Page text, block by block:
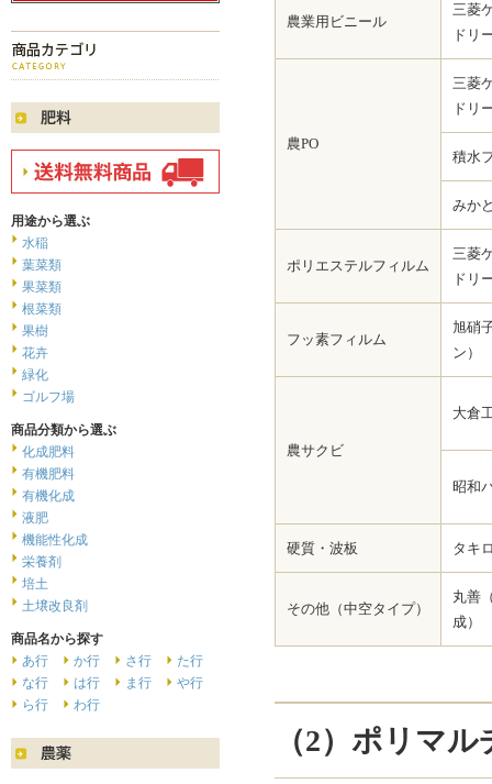
農業用ビニール
三菱
ドリ
農PO
三菱
ドリ
積水
みか
ポリエステルフィルム
三菱
ドリ
フッ素フィルム
旭硝
ン）
農サクビ
大倉
昭和
硬質・波板 タキ
その他（中空タイプ）
丸善
成）
（2）ポリマ
用途から選ぶ
水稲
葉菜類
果菜類
根菜類
果樹
花卉
緑化
ゴルフ場
商品分類から選ぶ
化成肥料
有機肥料
有機化成
液肥
機能性化成
栄養剤
培土
土壌改良剤
商品名から探す
あ行
か行 さ行
た行
な行
は行 ま行
や行
ら行
わ行